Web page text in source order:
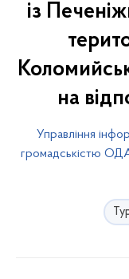
із
на
Управління
громадськістю